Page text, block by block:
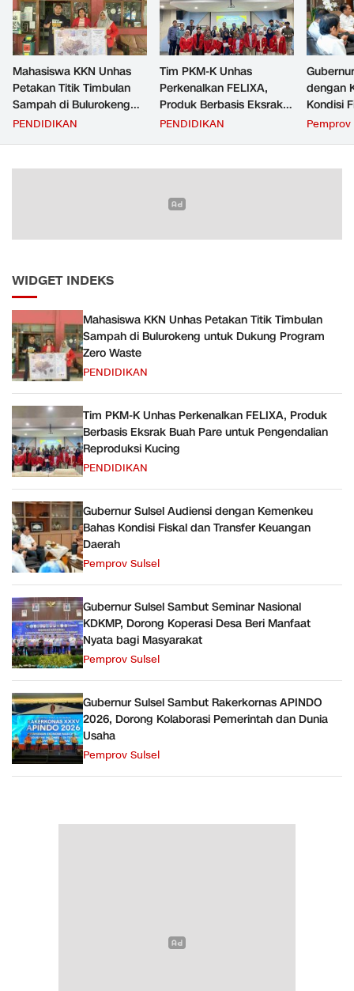
Mahasiswa KKN Unhas
Petakan Titik Timbulan
Sampah di Bulurokeng
untuk Dukung Program
PENDIDIKAN
Tim PKM-K Unhas
Perkenalkan FELIXA,
Produk Berbasis Eksrak
Buah Pare untuk
PENDIDIKAN
dengan
Kondisi
Transfer
Pemprov
WIDGET INDEKS
Mahasiswa KKN Unhas Petakan Titik Timbulan
Sampah di Bulurokeng untuk Dukung Program
Zero Waste
PENDIDIKAN
Tim PKM-K Unhas Perkenalkan FELIXA, Produk
Berbasis Eksrak Buah Pare untuk Pengendalian
Reproduksi Kucing
PENDIDIKAN
Gubernur Sulsel Audiensi dengan Kemenkeu
Bahas Kondisi Fiskal dan Transfer Keuangan
Daerah
Pemprov Sulsel
Gubernur Sulsel Sambut Seminar Nasional
KDKMP, Dorong Koperasi Desa Beri Manfaat
Nyata bagi Masyarakat
Pemprov Sulsel
Gubernur Sulsel Sambut Rakerkornas APINDO
2026, Dorong Kolaborasi Pemerintah dan Dunia
Usaha
Pemprov Sulsel